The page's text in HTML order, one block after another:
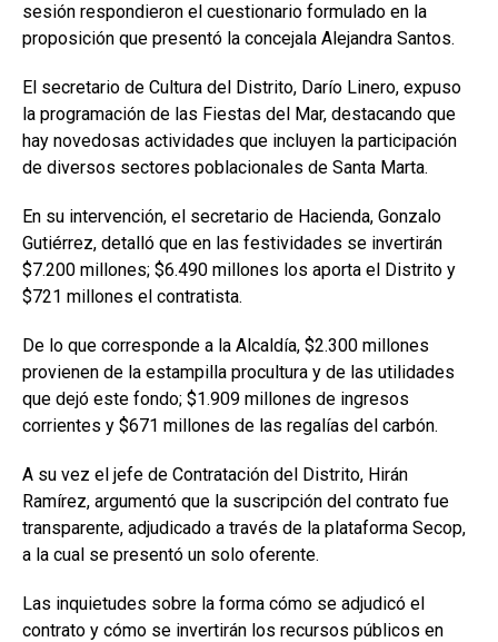
sesión respondieron el cuestionario formulado en la
proposición que presentó la concejala Alejandra Santos.
El secretario de Cultura del Distrito, Darío Linero, expuso
la programación de las Fiestas del Mar, destacando que
hay novedosas actividades que incluyen la participación
de diversos sectores poblacionales de Santa Marta.
En su intervención, el secretario de Hacienda, Gonzalo
Gutiérrez, detalló que en las festividades se invertirán
$7.200 millones; $6.490 millones los aporta el Distrito y
$721 millones el contratista.
De lo que corresponde a la Alcaldía, $2.300 millones
provienen de la estampilla procultura y de las utilidades
que dejó este fondo; $1.909 millones de ingresos
corrientes y $671 millones de las regalías del carbón.
A su vez el jefe de Contratación del Distrito, Hirán
Ramírez, argumentó que la suscripción del contrato fue
transparente, adjudicado a través de la plataforma Secop,
a la cual se presentó un solo oferente.
Las inquietudes sobre la forma cómo se adjudicó el
contrato y cómo se invertirán los recursos públicos en